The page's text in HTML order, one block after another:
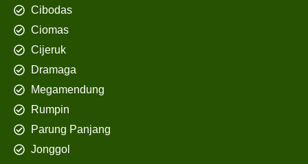
Cibodas
Ciomas
Cijeruk
Dramaga
Megamendung
Rumpin
Parung Panjang
Jonggol